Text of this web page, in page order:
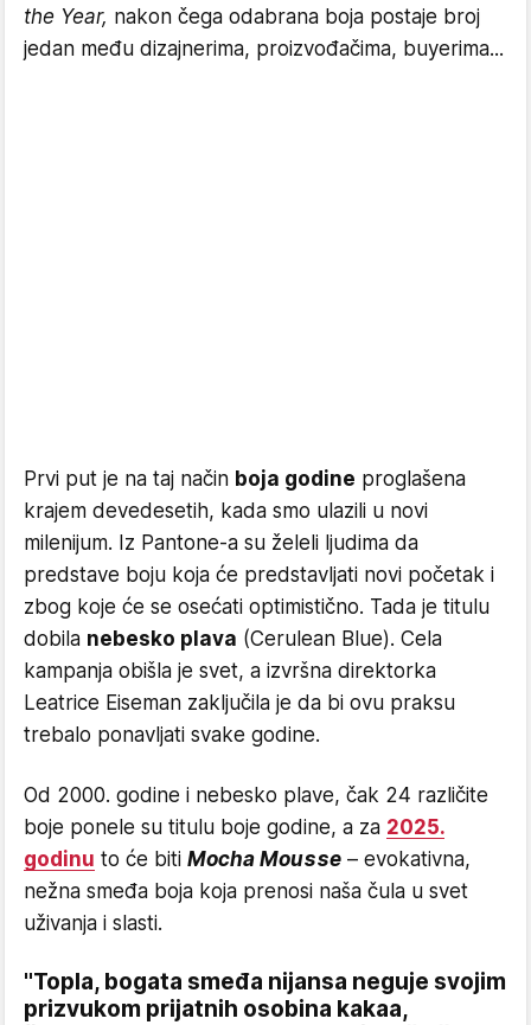
the Year, nakon čega odabrana boja postaje broj
jedan među dizajnerima, proizvođačima, buyerima...
Prvi put je na taj način boja godine proglašena
krajem devedesetih, kada smo ulazili u novi
milenijum. Iz Pantone-a su želeli ljudima da
predstave boju koja će predstavljati novi početak i
zbog koje će se osećati optimistično. Tada je titulu
dobila nebesko plava (Cerulean Blue). Cela
kampanja obišla je svet, a izvršna direktorka
Leatrice Eiseman zaključila je da bi ovu praksu
trebalo ponavljati svake godine.
Od 2000. godine i nebesko plave, čak 24 različite
boje ponele su titulu boje godine, a za 2025.
godinu to će biti Mocha Mousse – evokativna,
nežna smeđa boja koja prenosi naša čula u svet
uživanja i slasti.
"Topla, bogata smeđa nijansa neguje svojim
prizvukom prijatnih osobina kakaa,